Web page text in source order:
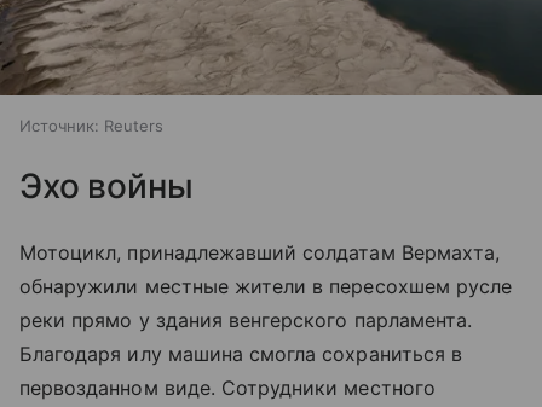
Источник: Reuters
Эхо войны
Мотоцикл, принадлежавший солдатам Вермахта,
обнаружили местные жители в пересохшем русле
реки прямо у здания венгерского парламента.
Благодаря илу машина смогла сохраниться в
первозданном виде. Сотрудники местного